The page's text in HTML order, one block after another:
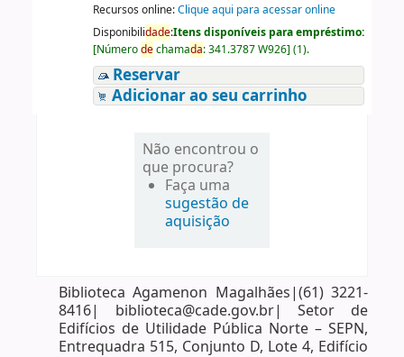
Recursos online:Clique aqui para acessar online
Disponibilidade:Itens disponíveis para empréstimo:
[Númerodechamada:341.3787 W926] (1).
Reservar
Adicionar ao seu carrinho
Não encontrou o
que procura?
Faça uma
sugestão de
aquisição
Biblioteca Agamenon Magalhães|(61) 3221-
8416| biblioteca@cade.gov.br| Setor de
Edifícios de Utilidade Pública Norte – SEPN,
Entrequadra 515, Conjunto D, Lote 4, Edifício